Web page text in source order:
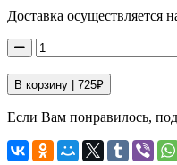
Доставка осуществляется
В корзину | 725₽
Если Вам понравилось,